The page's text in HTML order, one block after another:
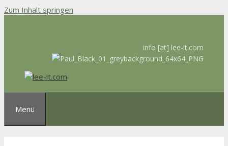
Zum Inhalt springen
info [at] lee-it.com
Menü